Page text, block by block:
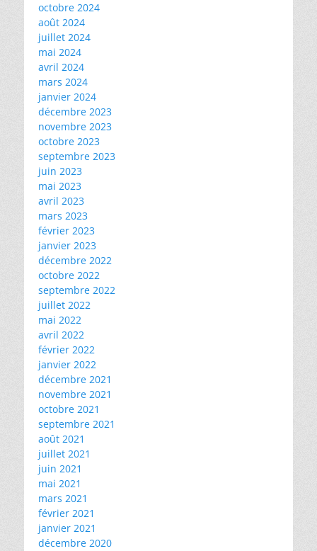
octobre 2024
août 2024
juillet 2024
mai 2024
avril 2024
mars 2024
janvier 2024
décembre 2023
novembre 2023
octobre 2023
septembre 2023
juin 2023
mai 2023
avril 2023
mars 2023
février 2023
janvier 2023
décembre 2022
octobre 2022
septembre 2022
juillet 2022
mai 2022
avril 2022
février 2022
janvier 2022
décembre 2021
novembre 2021
octobre 2021
septembre 2021
août 2021
juillet 2021
juin 2021
mai 2021
mars 2021
février 2021
janvier 2021
décembre 2020